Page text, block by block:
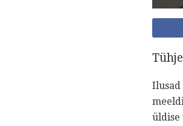
Ilusad
üldise